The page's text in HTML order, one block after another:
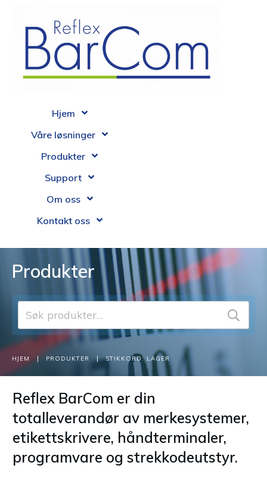
Hjem
Våre løsninger
Produkter
Support
Om oss
Kontakt oss
Produkter
Søk
etter:
HJEM | PRODUKTER | STIKKORD: LAGER
Reflex BarCom er din
totalleverandør av merkesystemer,
etikettskrivere, håndterminaler,
programvare og strekkodeutstyr.